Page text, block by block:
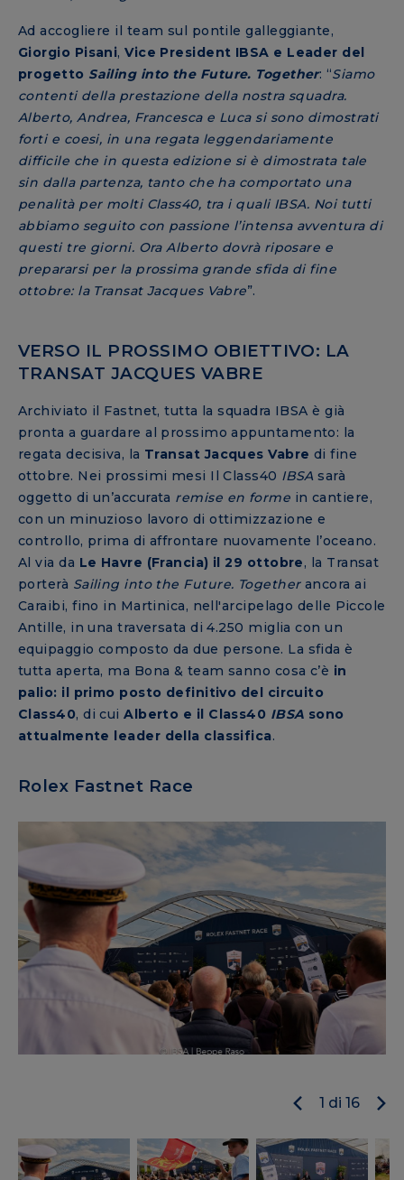
Ad accogliere il team sul pontile galleggiante,
Giorgio Pisani,Vice President IBSA e Leader del
progetto Sailing into the Future. Together: “Siamo
contenti della prestazione della nostra squadra.
Alberto, Andrea, Francesca e Luca si sono dimostrati
forti e coesi, in una regata leggendariamente
difficile che in questa edizione si è dimostrata tale
sin dalla partenza, tanto che ha comportato una
penalità per molti Class40, tra i quali IBSA. Noi tutti
abbiamo seguito con passione l’intensa avventura di
questi tre giorni. Ora Alberto dovrà riposare e
prepararsi per la prossima grande sfida di fine
ottobre: la Transat Jacques Vabre”.
VERSO IL PROSSIMO OBIETTIVO: LA
TRANSAT JACQUES VABRE
Archiviato il Fastnet, tutta la squadra IBSA è già
pronta a guardare al prossimo appuntamento: la
regata decisiva, la Transat Jacques Vabre di fine
ottobre. Nei prossimi mesi Il Class40 IBSAsarà
oggetto di un’accurata remise en forme in cantiere,
con un minuzioso lavoro di ottimizzazione e
controllo, prima di affrontare nuovamente l’oceano.
Al via da Le Havre (Francia) il 29 ottobre, la Transat
porterà Sailing into the Future. Togetherancora ai
Caraibi, fino in Martinica, nell'arcipelago delle Piccole
Antille, in una traversata di 4.250 miglia con un
equipaggio composto da due persone. La sfida è
tutta aperta, ma Bona & team sanno cosa c’è in
palio: il primo posto definitivo del circuito
Class40, di cuiAlberto e il Class40 IBSA sono
attualmente leader della classifica.
Rolex Fastnet Race
1 di 16